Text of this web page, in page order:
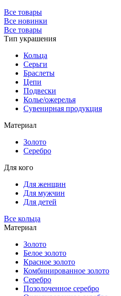
Все товары
Все новинки
Все товары
Тип украшения
Кольца
Серьги
Браслеты
Цепи
Подвески
Колье/ожерелья
Сувенирная продукция
Материал
Золото
Серебро
Для кого
Для женщин
Для мужчин
Для детей
Все кольца
Материал
Золото
Белое золото
Красное золото
Комбинированное золото
Серебро
Позолоченное серебро